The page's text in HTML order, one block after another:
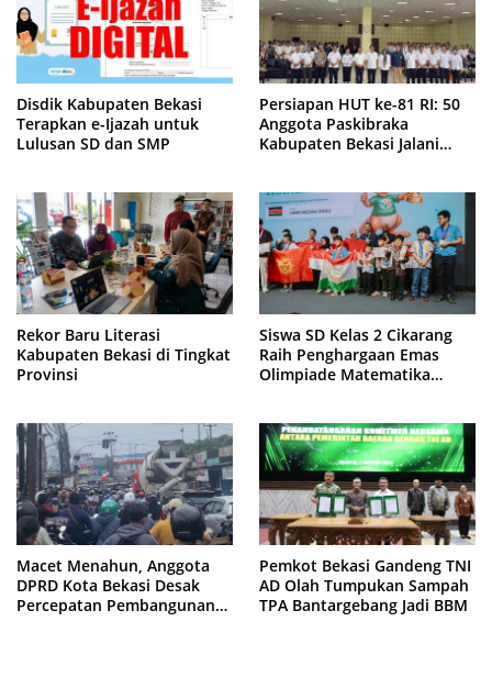
Disdik Kabupaten Bekasi
Terapkan e-Ijazah untuk
Lulusan SD dan SMP
Persiapan HUT ke-81 RI: 50
Anggota Paskibraka
Kabupaten Bekasi Jalani
Rekor Baru Literasi
Kabupaten Bekasi di Tingkat
Provinsi
Siswa SD Kelas 2 Cikarang
Raih Penghargaan Emas
Olimpiade Matematika
Macet Menahun, Anggota
DPRD Kota Bekasi Desak
Percepatan Pembangunan
Pemkot Bekasi Gandeng TNI
AD Olah Tumpukan Sampah
TPA Bantargebang Jadi BBM